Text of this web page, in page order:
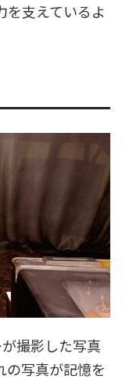
を支えているよ
撮影した写真
の写真が記憶を